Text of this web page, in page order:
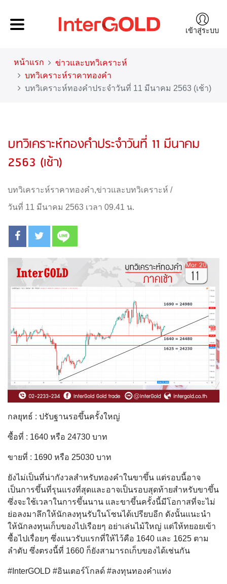
เข้าสู่ระบบ
หน้าแรก
ข่าวและบทวิเคราะห์
บทวิเคราะห์ราคาทองคำ
บทวิเคราะห์ทองคำประจำวันที่ 11 มีนาคม 2563 (เช้า)
บทวิเคราะห์ทองคำประจำวันที่ 11 มีนาคม
2563 (เช้า)
บทวิเคราะห์ราคาทองคำ,ข่าวและบทวิเคราะห์ /
วันที่ 11 มีนาคม 2563 เวลา 09.41 น.
กลยุทธ์ : ปรับฐานรอขึ้นครั้งใหญ่
ซื้อที่ : 1640 หรือ 24730 บาท
ขายที่ : 1690 หรือ 25030 บาท
ยังไม่เป็นที่น่ากังวลสำหรับทองคำในขาขึ้น แต่รอบนี้อาจ
เป็นการขึ้นที่รุนแรงที่สุดและอาจเป็นรอบสุดท้ายสำหรับขาขึ้น
ซึ่งจะใช้เวลาในการขึ้นนาน และขาขึ้นครั้งนี้มีโอกาสที่จะไม่
ย่อลงมาลึกให้นักลงทุนรับในโซนได้เปรียบอีก ดังนั้นแนะนำ
ให้นักลงทุนเก็บของไปเรือยๆ อย่าเล่นไม้ใหญ่ แต่ให้ทยอยเข้า
ซื้อไปเรื่อยๆ ซึ่งแนวรับแรกที่ให้ไว้คือ 1640 และ 1625 ตาม
ลำดับ ซึ่งตรงนี้ที่ 1660 ก็ยังสามารถเก็บของได้เช่นกัน
#InterGOLD #อินเตอร์โกลด์ #ลงทุนทองคำแท่ง